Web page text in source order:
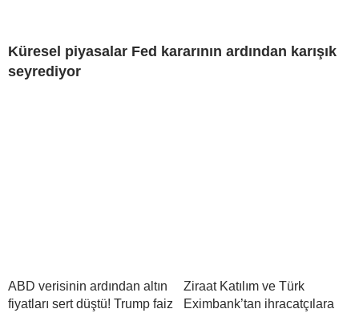
Küresel piyasalar Fed kararının ardından karışık
seyrediyor
ABD verisinin ardından altın
fiyatları sert düştü! Trump faiz
Ziraat Katılım ve Türk
Eximbank’tan ihracatçılara